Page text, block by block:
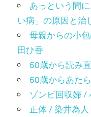
あっという間
い病」の原因と治
母親からの小
田ひ香
60歳から読み
60歳からあた
ゾンビ回収婦 /
正体 / 染井為人